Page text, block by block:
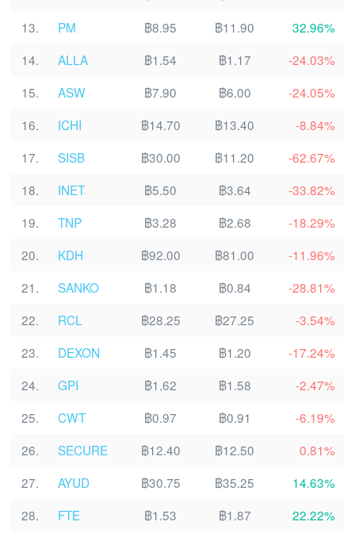
13.
PM ฿8.95 ฿11.90
32.96%
14.
ALLA ฿1.54 ฿1.17
-24.03%
15.
ASW ฿7.90 ฿6.00
-24.05%
16.
ICHI ฿14.70 ฿13.40
-8.84%
17.
SISB ฿30.00 ฿11.20
-62.67%
18.
INET ฿5.50 ฿3.64
-33.82%
19.
TNP ฿3.28 ฿2.68
-18.29%
20.
KDH ฿92.00 ฿81.00
-11.96%
21.
SANKO ฿1.18 ฿0.84
-28.81%
22.
RCL ฿28.25 ฿27.25
-3.54%
23.
DEXON ฿1.45 ฿1.20
-17.24%
24.
GPI ฿1.62 ฿1.58
-2.47%
25.
CWT ฿0.97 ฿0.91
-6.19%
26.
SECURE ฿12.40 ฿12.50
0.81%
27.
AYUD ฿30.75 ฿35.25
14.63%
28.
FTE ฿1.53 ฿1.87
22.22%